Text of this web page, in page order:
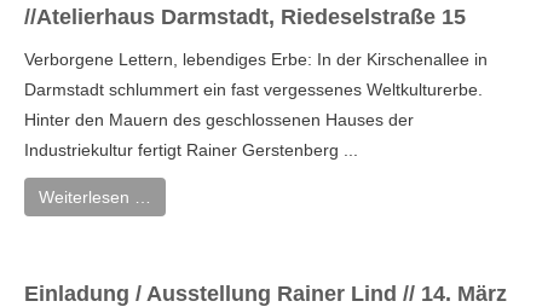
//Atelierhaus Darmstadt, Riedeselstraße 15
Verborgene Lettern, lebendiges Erbe: In der Kirschenallee in
Darmstadt schlummert ein fast vergessenes Weltkulturerbe.
Hinter den Mauern des geschlossenen Hauses der
Industriekultur fertigt Rainer Gerstenberg ...
Weiterlesen …
Einladung / Ausstellung Rainer Lind // 14. März